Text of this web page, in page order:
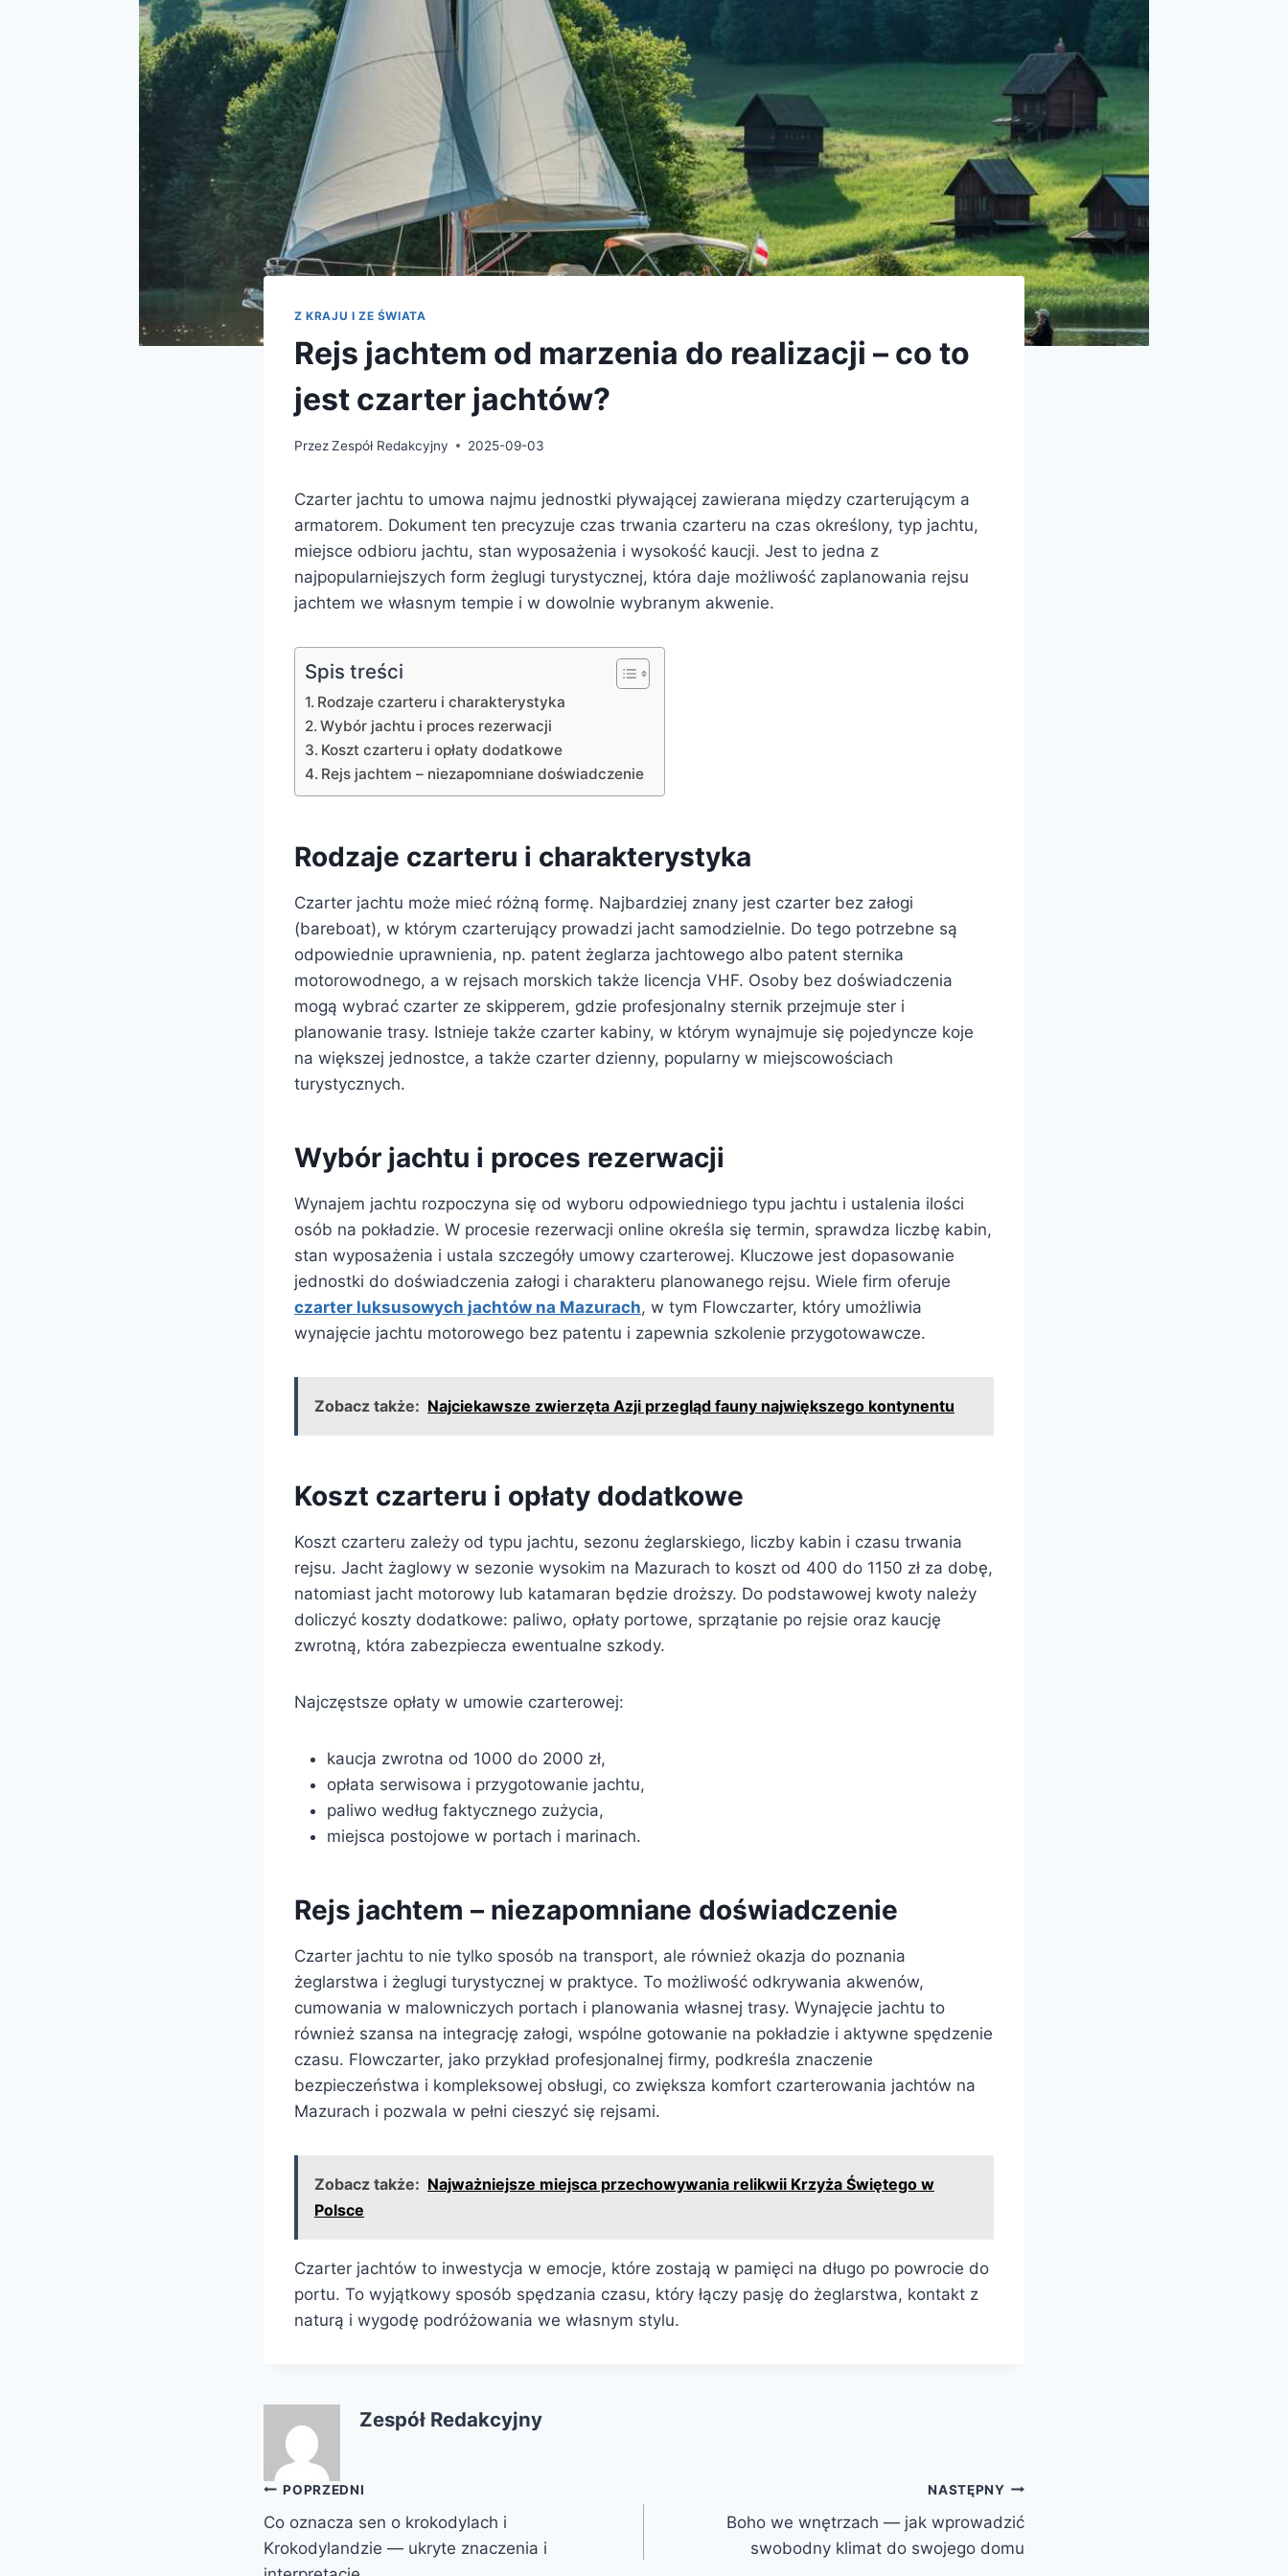
Z KRAJU I ZE ŚWIATA
Rejs jachtem od marzenia do realizacji – co to
jest czarter jachtów?
PrzezZespół Redakcyjny 2025-09-03
Czarter jachtu to umowa najmu jednostki pływającej zawierana między czarterującym a
armatorem. Dokument ten precyzuje czas trwania czarteru na czas określony, typ jachtu,
miejsce odbioru jachtu, stan wyposażenia i wysokość kaucji. Jest to jedna z
najpopularniejszych form żeglugi turystycznej, która daje możliwość zaplanowania rejsu
jachtem we własnym tempie i w dowolnie wybranym akwenie.
Spis treści
Rodzaje czarteru i charakterystyka
Wybór jachtu i proces rezerwacji
Koszt czarteru i opłaty dodatkowe
Rejs jachtem – niezapomniane doświadczenie
Rodzaje czarteru i charakterystyka
Czarter jachtu może mieć różną formę. Najbardziej znany jest czarter bez załogi
(bareboat), w którym czarterujący prowadzi jacht samodzielnie. Do tego potrzebne są
odpowiednie uprawnienia, np. patent żeglarza jachtowego albo patent sternika
motorowodnego, a w rejsach morskich także licencja VHF. Osoby bez doświadczenia
mogą wybrać czarter ze skipperem, gdzie profesjonalny sternik przejmuje ster i
planowanie trasy. Istnieje także czarter kabiny, w którym wynajmuje się pojedyncze koje
na większej jednostce, a także czarter dzienny, popularny w miejscowościach
turystycznych.
Wybór jachtu i proces rezerwacji
Wynajem jachtu rozpoczyna się od wyboru odpowiedniego typu jachtu i ustalenia ilości
osób na pokładzie. W procesie rezerwacji online określa się termin, sprawdza liczbę kabin,
stan wyposażenia i ustala szczegóły umowy czarterowej. Kluczowe jest dopasowanie
jednostki do doświadczenia załogi i charakteru planowanego rejsu. Wiele firm oferuje
czarter luksusowych jachtów na Mazurach, w tym Flowczarter, który umożliwia
wynajęcie jachtu motorowego bez patentu i zapewnia szkolenie przygotowawcze.
Zobacz także: Najciekawsze zwierzęta Azji przegląd fauny największego kontynentu
Koszt czarteru i opłaty dodatkowe
Koszt czarteru zależy od typu jachtu, sezonu żeglarskiego, liczby kabin i czasu trwania
rejsu. Jacht żaglowy w sezonie wysokim na Mazurach to koszt od 400 do 1150 zł za dobę,
natomiast jacht motorowy lub katamaran będzie droższy. Do podstawowej kwoty należy
doliczyć koszty dodatkowe: paliwo, opłaty portowe, sprzątanie po rejsie oraz kaucję
zwrotną, która zabezpiecza ewentualne szkody.
Najczęstsze opłaty w umowie czarterowej:
kaucja zwrotna od 1000 do 2000 zł,
opłata serwisowa i przygotowanie jachtu,
paliwo według faktycznego zużycia,
miejsca postojowe w portach i marinach.
Rejs jachtem – niezapomniane doświadczenie
Czarter jachtu to nie tylko sposób na transport, ale również okazja do poznania
żeglarstwa i żeglugi turystycznej w praktyce. To możliwość odkrywania akwenów,
cumowania w malowniczych portach i planowania własnej trasy. Wynajęcie jachtu to
również szansa na integrację załogi, wspólne gotowanie na pokładzie i aktywne spędzenie
czasu. Flowczarter, jako przykład profesjonalnej firmy, podkreśla znaczenie
bezpieczeństwa i kompleksowej obsługi, co zwiększa komfort czarterowania jachtów na
Mazurach i pozwala w pełni cieszyć się rejsami.
Zobacz także: Najważniejsze miejsca przechowywania relikwii Krzyża Świętego w
Polsce
Czarter jachtów to inwestycja w emocje, które zostają w pamięci na długo po powrocie do
portu. To wyjątkowy sposób spędzania czasu, który łączy pasję do żeglarstwa, kontakt z
naturą i wygodę podróżowania we własnym stylu.
Zespół Redakcyjny
Nawigacja
wpisu
POPRZEDNI
Co oznacza sen o krokodylach i
Krokodylandzie — ukryte znaczenia i
NASTĘPNY
Boho we wnętrzach — jak wprowadzić
swobodny klimat do swojego domu